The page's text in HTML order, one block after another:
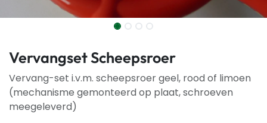
Vervangset Scheepsroer
Vervang-set i.v.m. scheepsroer geel, rood of limoen
(mechanisme gemonteerd op plaat, schroeven
meegeleverd)